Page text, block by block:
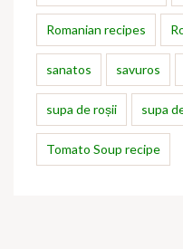
Romanian recipes
sanatos savuros
supa de roșii supa
Tomato Soup recipe